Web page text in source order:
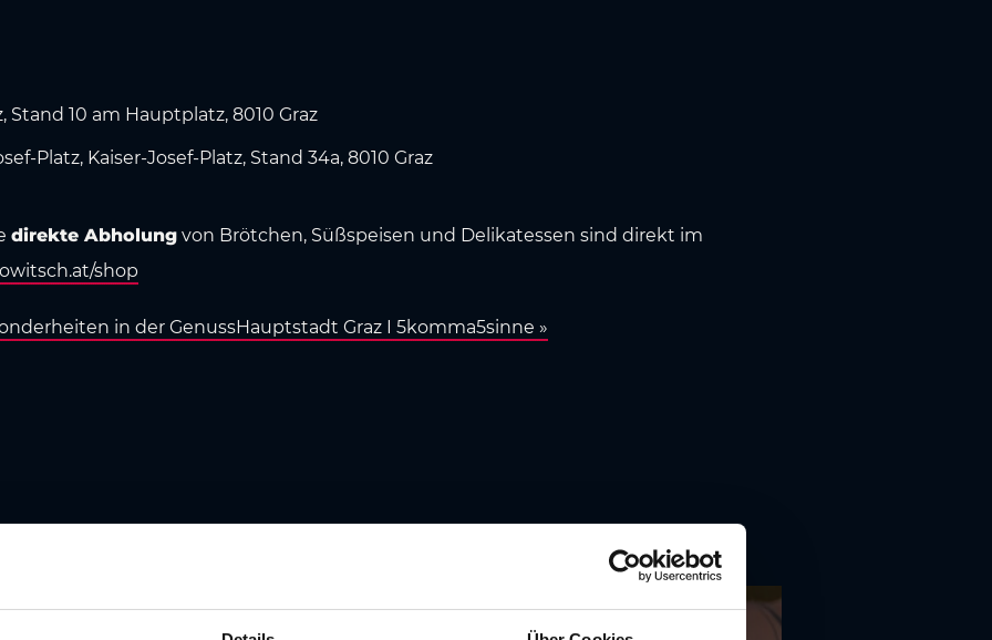
10 am Hauptplatz, 8010 Graz
Platz, Kaiser-Josef-Platz, Stand 34a, 8010 Graz
direkte Abholung von Brötchen, Süßspeisen und Delikatessen sind direkt im
shop
in der GenussHauptstadt Graz I 5komma5sinne »